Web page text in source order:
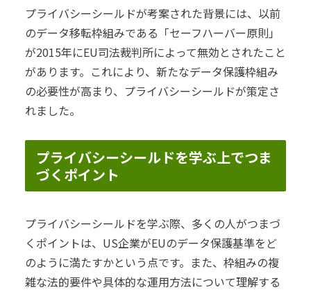
プライバシーシールドが考案された背景には、以前
のデータ移転枠組みである「セーフハーバー原則」
が2015年にEU司法裁判所によって無効とされたこと
があります。これにより、新たなデータ保護枠組み
の必要性が高まり、プライバシーシールドが策定さ
れました。
プライバシーシールドを学ぶ上でつま
づくポイント
プライバシーシールドを学ぶ際、多くの人がつまづ
くポイントは、US企業がEUのデータ保護基準をど
のように満たすかという点です。また、枠組みの複
雑な法的要件や具体的な運用方法について理解する